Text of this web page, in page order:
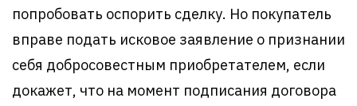
попробовать оспорить сделку. Но покупатель
вправе подать исковое заявление о признании
себя добросовестным приобретателем, если
докажет, что на момент подписания договора